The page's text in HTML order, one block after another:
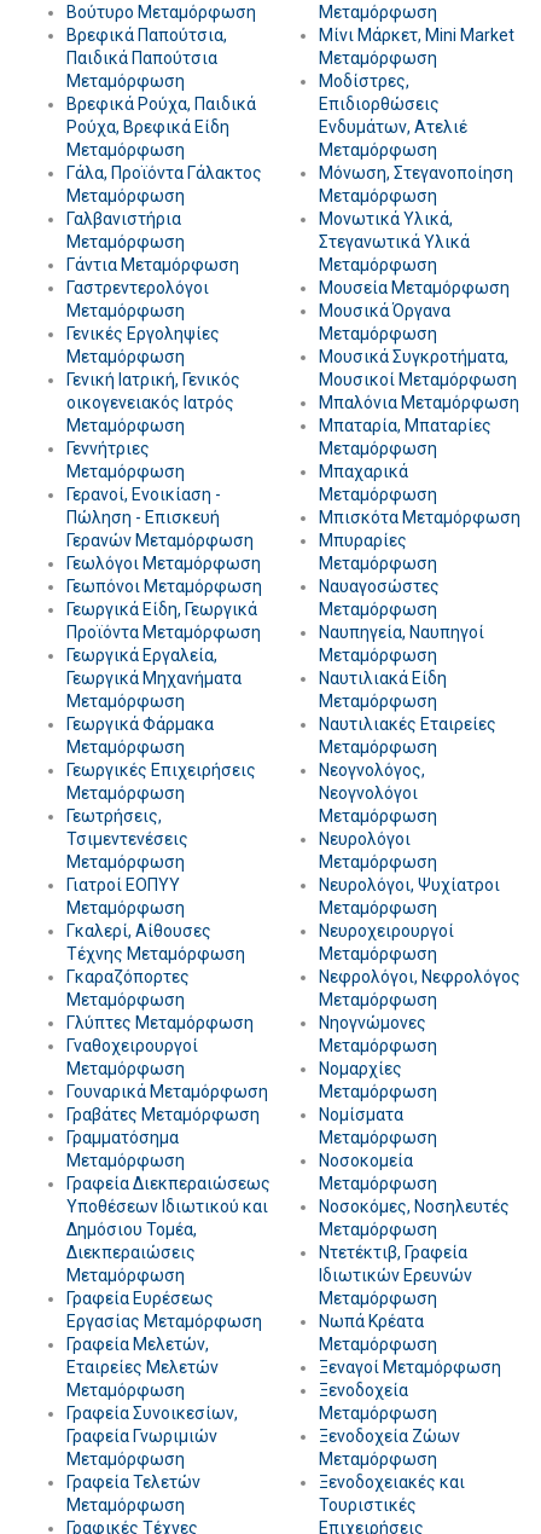
Βούτυρο Μεταμόρφωση
Βρεφικά Παπούτσια,
Παιδικά Παπούτσια
Μεταμόρφωση
Βρεφικά Ρούχα, Παιδικά
Ρούχα, Βρεφικά Είδη
Μεταμόρφωση
Γάλα, Προϊόντα Γάλακτος
Μεταμόρφωση
Γαλβανιστήρια
Μεταμόρφωση
Γάντια Μεταμόρφωση
Γαστρεντερολόγοι
Μεταμόρφωση
Γενικές Εργοληψίες
Μεταμόρφωση
Γενική Ιατρική, Γενικός
οικογενειακός Ιατρός
Μεταμόρφωση
Γεννήτριες
Μεταμόρφωση
Γερανοί, Ενοικίαση -
Πώληση - Επισκευή
Γερανών Μεταμόρφωση
Γεωλόγοι Μεταμόρφωση
Γεωπόνοι Μεταμόρφωση
Γεωργικά Είδη, Γεωργικά
Προϊόντα Μεταμόρφωση
Γεωργικά Εργαλεία,
Γεωργικά Μηχανήματα
Μεταμόρφωση
Γεωργικά Φάρμακα
Μεταμόρφωση
Γεωργικές Επιχειρήσεις
Μεταμόρφωση
Γεωτρήσεις,
Τσιμεντενέσεις
Μεταμόρφωση
Γιατροί ΕΟΠΥΥ
Μεταμόρφωση
Γκαλερί, Αίθουσες
Τέχνης Μεταμόρφωση
Γκαραζόπορτες
Μεταμόρφωση
Γλύπτες Μεταμόρφωση
Γναθοχειρουργοί
Μεταμόρφωση
Γουναρικά Μεταμόρφωση
Γραβάτες Μεταμόρφωση
Γραμματόσημα
Μεταμόρφωση
Γραφεία Διεκπεραιώσεως
Υποθέσεων Ιδιωτικού και
Δημόσιου Τομέα,
Διεκπεραιώσεις
Μεταμόρφωση
Γραφεία Ευρέσεως
Εργασίας Μεταμόρφωση
Γραφεία Μελετών,
Εταιρείες Μελετών
Μεταμόρφωση
Γραφεία Συνοικεσίων,
Γραφεία Γνωριμιών
Μεταμόρφωση
Γραφεία Τελετών
Μεταμόρφωση
Γραφικές Τέχνες
Μεταμόρφωση
Μίνι Μάρκετ, Mini Market
Μεταμόρφωση
Μοδίστρες,
Επιδιορθώσεις
Ενδυμάτων, Ατελιέ
Μεταμόρφωση
Μόνωση, Στεγανοποίηση
Μεταμόρφωση
Μονωτικά Υλικά,
Στεγανωτικά Υλικά
Μεταμόρφωση
Μουσεία Μεταμόρφωση
Μουσικά Όργανα
Μεταμόρφωση
Μουσικά Συγκροτήματα,
Μουσικοί Μεταμόρφωση
Μπαλόνια Μεταμόρφωση
Μπαταρία, Μπαταρίες
Μεταμόρφωση
Μπαχαρικά
Μεταμόρφωση
Μπισκότα Μεταμόρφωση
Μπυραρίες
Μεταμόρφωση
Ναυαγοσώστες
Μεταμόρφωση
Ναυπηγεία, Ναυπηγοί
Μεταμόρφωση
Ναυτιλιακά Είδη
Μεταμόρφωση
Ναυτιλιακές Εταιρείες
Μεταμόρφωση
Νεογνολόγος,
Νεογνολόγοι
Μεταμόρφωση
Νευρολόγοι
Μεταμόρφωση
Νευρολόγοι, Ψυχίατροι
Μεταμόρφωση
Νευροχειρουργοί
Μεταμόρφωση
Νεφρολόγοι, Νεφρολόγος
Μεταμόρφωση
Νηογνώμονες
Μεταμόρφωση
Νομαρχίες
Μεταμόρφωση
Νομίσματα
Μεταμόρφωση
Νοσοκομεία
Μεταμόρφωση
Νοσοκόμες, Νοσηλευτές
Μεταμόρφωση
Ντετέκτιβ, Γραφεία
Ιδιωτικών Ερευνών
Μεταμόρφωση
Νωπά Κρέατα
Μεταμόρφωση
Ξεναγοί Μεταμόρφωση
Ξενοδοχεία
Μεταμόρφωση
Ξενοδοχεία Ζώων
Μεταμόρφωση
Ξενοδοχειακές και
Τουριστικές
Επιχειρήσεις